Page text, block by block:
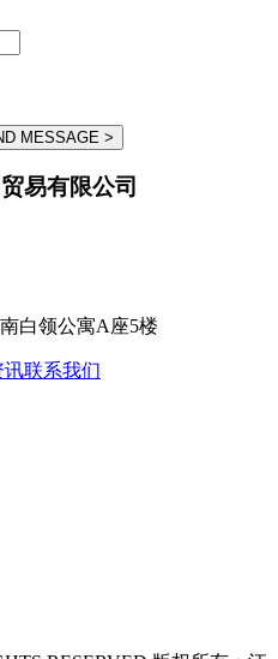
易有限公司
白领公寓A座5楼
讯联系我们